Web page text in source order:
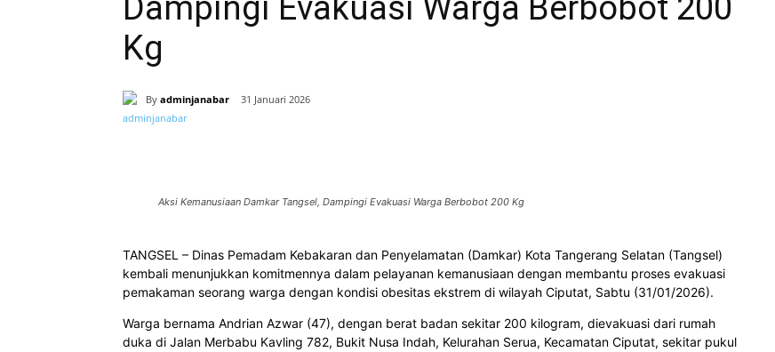
Dampingi Evakuasi Warga Berbobot 200
Kg
By adminjanabar 31 Januari 2026
Aksi Kemanusiaan Damkar Tangsel, Dampingi Evakuasi Warga Berbobot 200 Kg
TANGSEL – Dinas Pemadam Kebakaran dan Penyelamatan (Damkar) Kota Tangerang Selatan (Tangsel)
kembali menunjukkan komitmennya dalam pelayanan kemanusiaan dengan membantu proses evakuasi
pemakaman seorang warga dengan kondisi obesitas ekstrem di wilayah Ciputat, Sabtu (31/01/2026).
Warga bernama Andrian Azwar (47), dengan berat badan sekitar 200 kilogram, dievakuasi dari rumah
duka di Jalan Merbabu Kavling 782, Bukit Nusa Indah, Kelurahan Serua, Kecamatan Ciputat, sekitar pukul